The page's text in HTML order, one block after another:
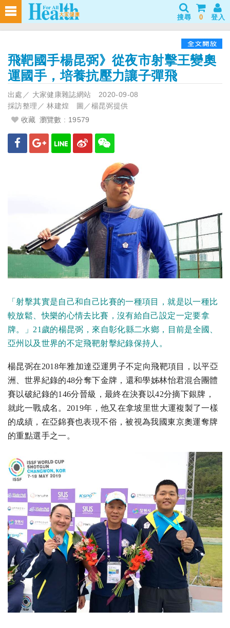
搜尋 0 登入
飛靶國手楊昆弼》從夜市射擊王變奧
運國手，培養抗壓力讓子彈飛
出處／ 大家健康雜誌網站 2020-09-08
採訪整理／ 林建煌 圖／楊昆弼提供
收藏 瀏覽數 : 19579
「射擊其實是自己和自己比賽的一種項目，就是以一種比
較放鬆、快樂的心情去比賽，沒有給自己設定一定要拿
牌。」21歲的楊昆弼，來自彰化縣二水鄉，目前是全國、
亞州以及世界的不定飛靶射擊紀錄保持人。
楊昆弼在2018年雅加達亞運男子不定向飛靶項目，以平亞
洲、世界紀錄的48分奪下金牌，還和學姊林怡君混合團體
賽以破紀錄的146分晉級，最終在決賽以42分摘下銀牌，
就此一戰成名。2019年，他又在拿坡里世大運複製了一樣
的成績，在亞錦賽也表現不俗，被視為我國東京奧運奪牌
的重點選手之一。